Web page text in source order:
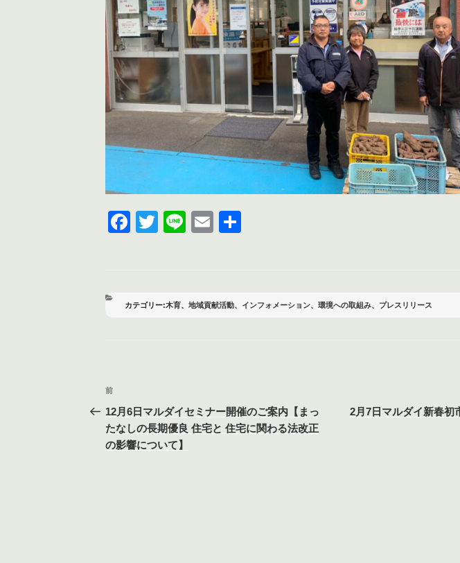
F
b
T
Li
E
カ
木育、 地域貢献活動、 インフォメーション、 環境への取組み、 プレスリリース
投
稿
ナ
前
の
投
稿
前
12月6日マルダイセミナー開催のご案内【まっ
たなしの長期優良 住宅と 住宅に関わる法改正
の影響について】
2月7日マルダイ新春初